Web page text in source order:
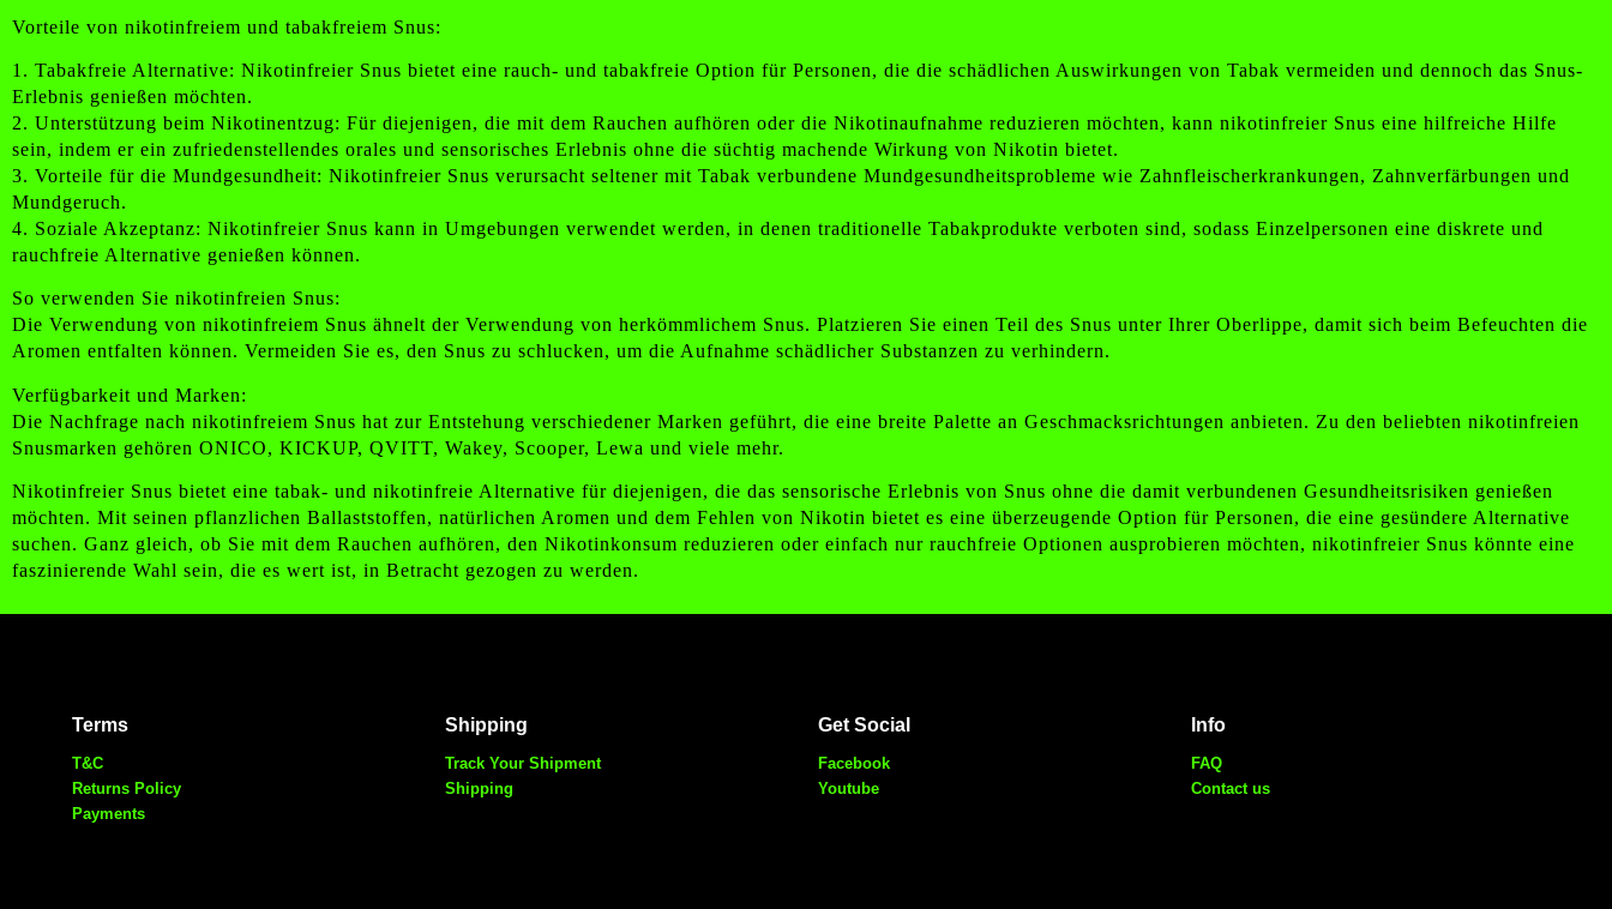
Vorteile von nikotinfreiem und tabakfreiem Snus:
1. Tabakfreie Alternative: Nikotinfreier Snus bietet eine rauch- und tabakfreie Option für Personen, die die schädlichen Auswirkungen von Tabak vermeiden und dennoch das Snus-
Erlebnis genießen möchten.
2. Unterstützung beim Nikotinentzug: Für diejenigen, die mit dem Rauchen aufhören oder die Nikotinaufnahme reduzieren möchten, kann nikotinfreier Snus eine hilfreiche Hilfe
sein, indem er ein zufriedenstellendes orales und sensorisches Erlebnis ohne die süchtig machende Wirkung von Nikotin bietet.
3. Vorteile für die Mundgesundheit: Nikotinfreier Snus verursacht seltener mit Tabak verbundene Mundgesundheitsprobleme wie Zahnfleischerkrankungen, Zahnverfärbungen und
Mundgeruch.
4. Soziale Akzeptanz: Nikotinfreier Snus kann in Umgebungen verwendet werden, in denen traditionelle Tabakprodukte verboten sind, sodass Einzelpersonen eine diskrete und
rauchfreie Alternative genießen können.
So verwenden Sie nikotinfreien Snus:
Die Verwendung von nikotinfreiem Snus ähnelt der Verwendung von herkömmlichem Snus. Platzieren Sie einen Teil des Snus unter Ihrer Oberlippe, damit sich beim Befeuchten die
Aromen entfalten können. Vermeiden Sie es, den Snus zu schlucken, um die Aufnahme schädlicher Substanzen zu verhindern.
Verfügbarkeit und Marken:
Die Nachfrage nach nikotinfreiem Snus hat zur Entstehung verschiedener Marken geführt, die eine breite Palette an Geschmacksrichtungen anbieten. Zu den beliebten nikotinfreien
Snusmarken gehören ONICO, KICKUP, QVITT, Wakey, Scooper, Lewa und viele mehr.
Nikotinfreier Snus bietet eine tabak- und nikotinfreie Alternative für diejenigen, die das sensorische Erlebnis von Snus ohne die damit verbundenen Gesundheitsrisiken genießen
möchten. Mit seinen pflanzlichen Ballaststoffen, natürlichen Aromen und dem Fehlen von Nikotin bietet es eine überzeugende Option für Personen, die eine gesündere Alternative
suchen. Ganz gleich, ob Sie mit dem Rauchen aufhören, den Nikotinkonsum reduzieren oder einfach nur rauchfreie Optionen ausprobieren möchten, nikotinfreier Snus könnte eine
faszinierende Wahl sein, die es wert ist, in Betracht gezogen zu werden.
Terms
T&C
Returns Policy
Payments
Shipping
Track Your Shipment
Shipping
Get Social
Facebook
Youtube
Info
FAQ
Contact us